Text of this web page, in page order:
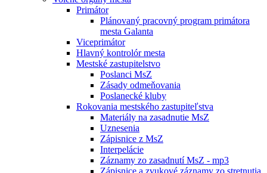
Primátor
Plánovaný pracovný program primátora
mesta Galanta
Viceprimátor
Hlavný kontrolór mesta
Mestské zastupitelstvo
Poslanci MsZ
Zásady odmeňovania
Poslanecké kluby
Rokovania mestského zastupiteľstva
Materiály na zasadnutie MsZ
Uznesenia
Zápisnice z MsZ
Interpelácie
Záznamy zo zasadnutí MsZ - mp3
Zápisnice a zvukové záznamy zo stretnutia